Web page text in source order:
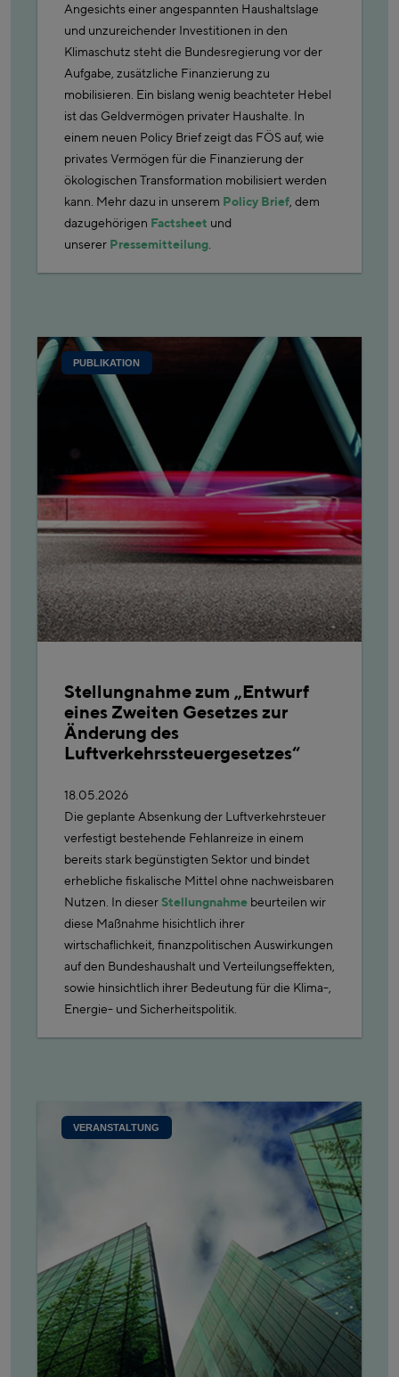
Angesichts einer angespannten Haushaltslage
und unzureichender Investitionen in den
Klimaschutz steht die Bundesregierung vor der
Aufgabe, zusätzliche Finanzierung zu
mobilisieren. Ein bislang wenig beachteter Hebel
ist das Geldvermögen privater Haushalte. In
einem neuen Policy Brief zeigt das FÖS auf, wie
privates Vermögen für die Finanzierung der
ökologischen Transformation mobilisiert werden
kann. Mehr dazu in unserem Policy Brief , dem
dazugehörigen Factsheet und
unserer Pressemitteilung
PUBLIKATION
Stellungnahme zum „Entwurf
eines Zweiten Gesetzes zur
Änderung des
Luftverkehrssteuergesetzes“
18.05.2026
Die geplante Absenkung der Luftverkehrsteuer
verfestigt bestehende Fehlanreize in einem
bereits stark begünstigten Sektor und bindet
erhebliche fiskalische Mittel ohne nachweisbaren
Nutzen. In dieserStellungnahme beurteilen wir
diese Maßnahme hisichtlich ihrer
wirtschaflichkeit, finanzpolitischen Auswirkungen
auf den Bundeshaushalt und Verteilungseffekten,
sowie hinsichtlich ihrer Bedeutung für die Klima-,
Energie- und Sicherheitspolitik.
VERANSTALTUNG